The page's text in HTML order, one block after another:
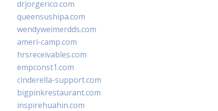
drjorgerico.com
queensushipa.com
wendyweimerdds.com
ameri-camp.com
hrsreceivables.com
empconst1.com
cinderella-support.com
bigpinkrestaurant.com
inspirehuahin.com